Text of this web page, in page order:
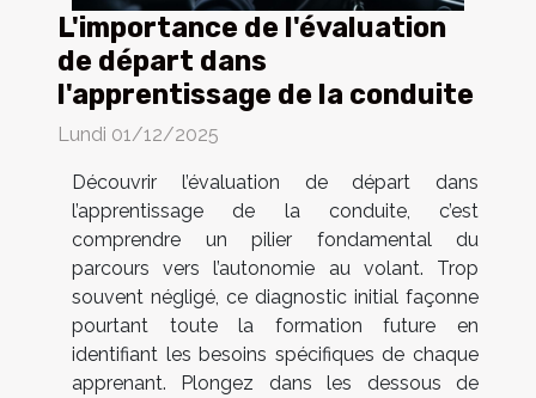
L'importance de l'évaluation
de départ dans
l'apprentissage de la conduite
Lundi 01/12/2025
Découvrir l’évaluation de départ dans
l’apprentissage de la conduite, c’est
comprendre un pilier fondamental du
parcours vers l’autonomie au volant. Trop
souvent négligé, ce diagnostic initial façonne
pourtant toute la formation future en
identifiant les besoins spécifiques de chaque
apprenant. Plongez dans les dessous de